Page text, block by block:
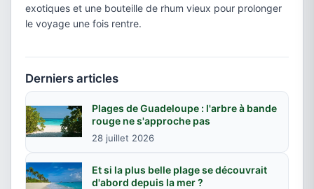
exotiques et une bouteille de rhum vieux pour prolonger
le voyage une fois rentre.
Derniers articles
Plages de Guadeloupe : l'arbre à bande
rouge ne s'approche pas
28 juillet 2026
Et si la plus belle plage se découvrait
d'abord depuis la mer ?